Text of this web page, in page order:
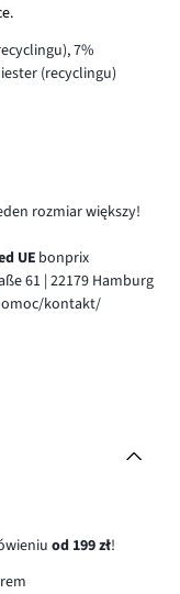
7%
(recyclingu)
rozmiar większy!
UE bonprix
61 | 22179 Hamburg
kontakt/
od 199 zł!